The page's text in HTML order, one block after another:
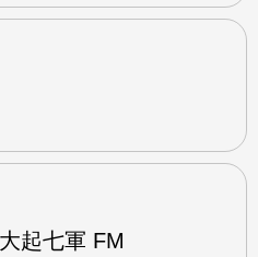
起七軍 FM